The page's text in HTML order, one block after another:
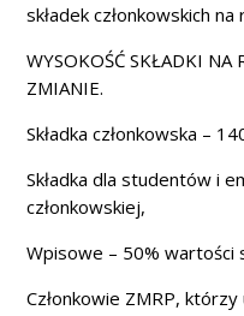
składek członkowskich
WYSOKOŚĆ SKŁADKI
ZMIANIE.
Składka członkowska –
Składka dla studentów i
członkowskiej,
Wpisowe – 50% wartości
Członkowie ZMRP,